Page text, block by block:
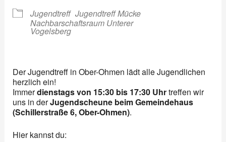
Jugendtreff Jugendtreff Mücke
Nachbarschaftsraum Unterer
Vogelsberg
Der Jugendtreff in Ober-Ohmen lädt alle Jugendlichen
herzlich ein!
Immerdienstags von 15:30 bis 17:30 Uhrtreffen wir
uns in derJugendscheune beim Gemeindehaus
(Schillerstraße 6, Ober-Ohmen).
Hier kannst du: